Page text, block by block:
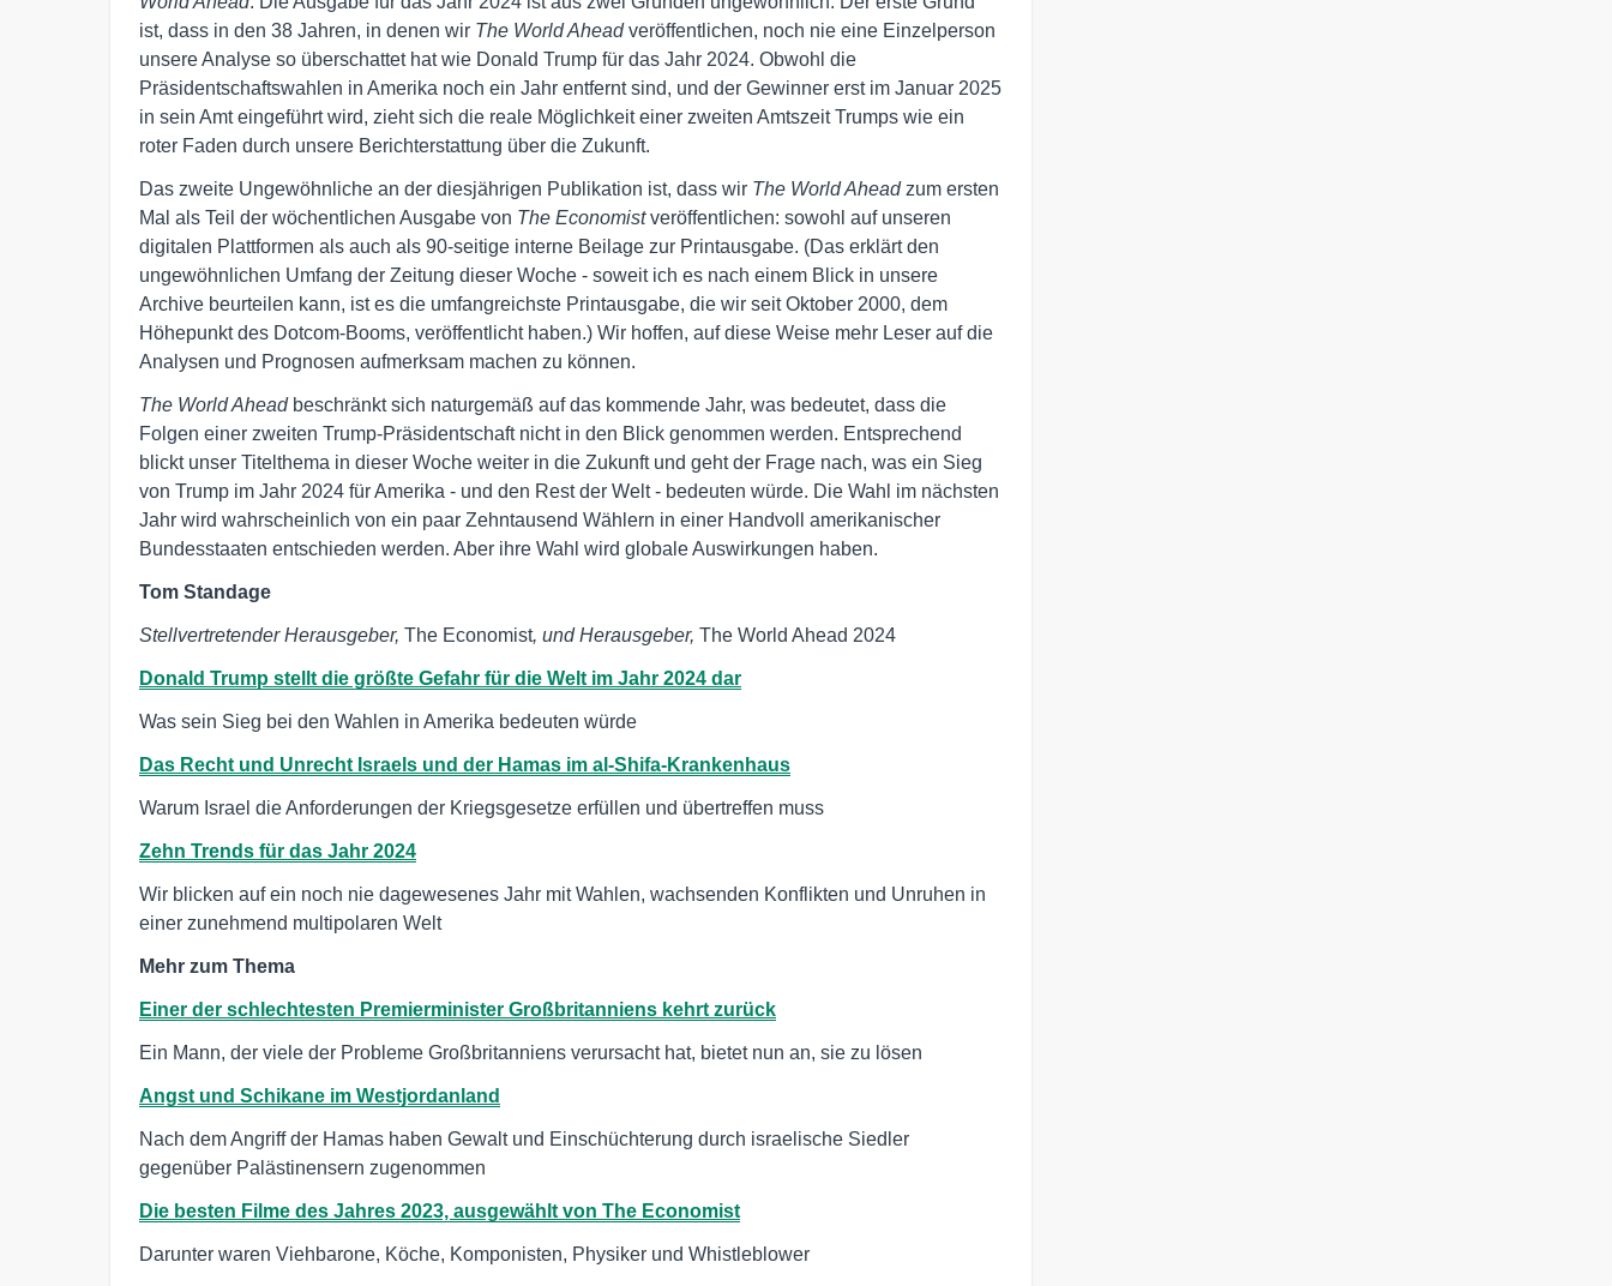
ist, dass in den 38 Jahren, in denen wir The World Ahead veröffentlichen, noch nie eine Einzelperson
unsere Analyse so überschattet hat wie Donald Trump für das Jahr 2024. Obwohl die
Präsidentschaftswahlen in Amerika noch ein Jahr entfernt sind, und der Gewinner erst im Januar 2025
in sein Amt eingeführt wird, zieht sich die reale Möglichkeit einer zweiten Amtszeit Trumps wie ein
roter Faden durch unsere Berichterstattung über die Zukunft.
Das zweite Ungewöhnliche an der diesjährigen Publikation ist, dass wir The World Ahead zum ersten
Mal als Teil der wöchentlichen Ausgabe von The Economistveröffentlichen: sowohl auf unseren
digitalen Plattformen als auch als 90-seitige interne Beilage zur Printausgabe. (Das erklärt den
ungewöhnlichen Umfang der Zeitung dieser Woche - soweit ich es nach einem Blick in unsere
Archive beurteilen kann, ist es die umfangreichste Printausgabe, die wir seit Oktober 2000, dem
Höhepunkt des Dotcom-Booms, veröffentlicht haben.) Wir hoffen, auf diese Weise mehr Leser auf die
Analysen und Prognosen aufmerksam machen zu können.
The World Ahead beschränkt sich naturgemäß auf das kommende Jahr, was bedeutet, dass die
Folgen einer zweiten Trump-Präsidentschaft nicht in den Blick genommen werden. Entsprechend
blickt unser Titelthema in dieser Woche weiter in die Zukunft und geht der Frage nach, was ein Sieg
von Trump im Jahr 2024 für Amerika - und den Rest der Welt - bedeuten würde. Die Wahl im nächsten
Jahr wird wahrscheinlich von ein paar Zehntausend Wählern in einer Handvoll amerikanischer
Bundesstaaten entschieden werden. Aber ihre Wahl wird globale Auswirkungen haben.
Tom Standage
Stellvertretender Herausgeber, The Economist, und Herausgeber, The World Ahead 2024
Donald Trump stellt die größte Gefahr für die Welt im Jahr 2024 dar
Was sein Sieg bei den Wahlen in Amerika bedeuten würde
Das Recht und Unrecht Israels und der Hamas im al-Shifa-Krankenhaus
Warum Israel die Anforderungen der Kriegsgesetze erfüllen und übertreffen muss
Zehn Trends für das Jahr 2024
Wir blicken auf ein noch nie dagewesenes Jahr mit Wahlen, wachsenden Konflikten und Unruhen in
einer zunehmend multipolaren Welt
Mehr zum Thema
Einer der schlechtesten Premierminister Großbritanniens kehrt zurück
Ein Mann, der viele der Probleme Großbritanniens verursacht hat, bietet nun an, sie zu lösen
Angst und Schikane im Westjordanland
Nach dem Angriff der Hamas haben Gewalt und Einschüchterung durch israelische Siedler
gegenüber Palästinensern zugenommen
Die besten Filme des Jahres 2023, ausgewählt von The Economist
Darunter waren Viehbarone, Köche, Komponisten, Physiker und Whistleblower